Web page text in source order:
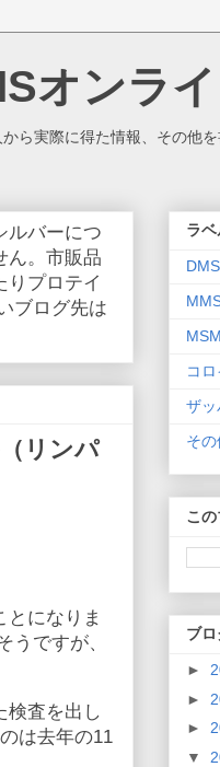
オンライ
ら実際に得た情報、その他
ルバーにつ
ん。市販品
りプロテイ
ブログ先は
リンパ
になりま
うですが、
検査を出し
は去年の11
ラベ
MSM
コ
ザッ
その
こ
ブ
►
►
►
▼